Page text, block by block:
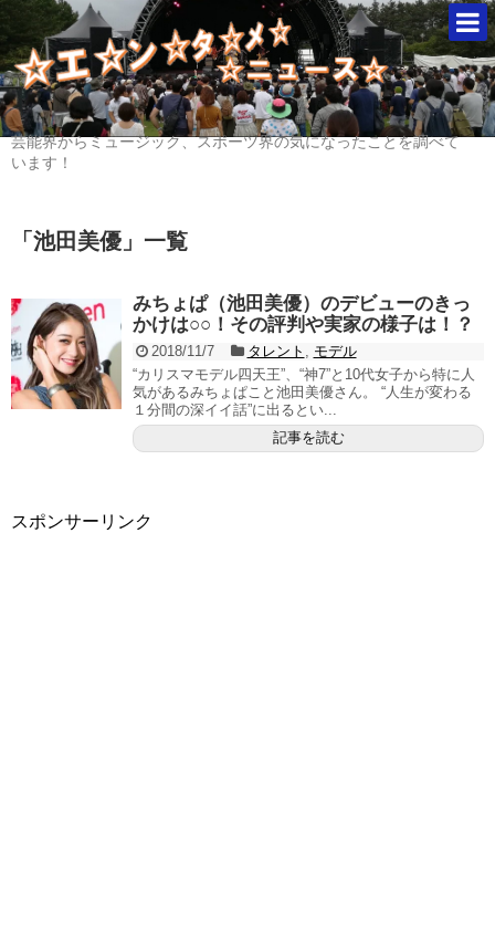
芸能界からミュージック、スポーツ界の気になったことを調べて
います！
「 池田美優 」 一覧
みちょぱ（池田美優）のデビューのきっ
かけは○○！その評判や実家の様子は！？
2018/11/7 タレント
モデル
“カリスマモデル四天王”、“神7”と10代女子から特に人
気があるみちょぱこと池田美優さん。 “人生が変わる
１分間の深イイ話”に出るとい...
記事を読む
スポンサーリンク